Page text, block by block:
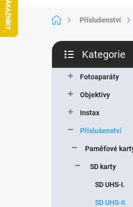
Domů Příslušenství
P
s
kategorie
Kategorie
Fotoaparáty
Objektivy
Instax
Příslušenství
Paměťové
SD karty
SD UHS-I.
SD UHS-II.